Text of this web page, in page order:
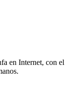
en Internet, con el